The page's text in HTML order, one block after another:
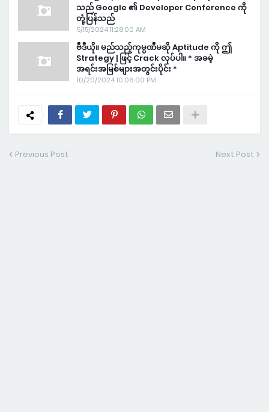
သည် Google ၏ Developer Conference ကို
တုံ့ပြန်သည်
5/15/2024 11:28:00 AM
ဗီဒီယို။ မည်သည့်ကုမ္ပဏီမဆို Aptitude ကို ဤ
Strategy | ဖြင့် Crack လုပ်ပါ။ * အခမဲ့
အရင်းအမြစ်များအတွင်းပိုင်း *
10/20/2024 10:06:00 PM
Previous Post Next Post